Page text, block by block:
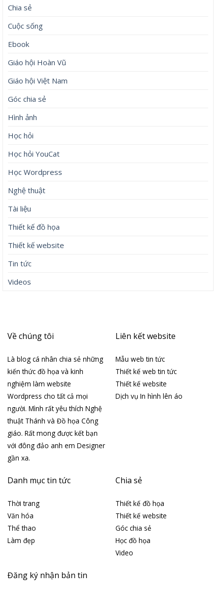
Chia sẻ
Cuộc sống
Ebook
Giáo hội Hoàn Vũ
Giáo hội Việt Nam
Góc chia sẻ
Hình ảnh
Học hỏi
Học hỏi YouCat
Học Wordpress
Nghệ thuật
Tài liệu
Thiết kế đồ họa
Thiết kế website
Tin tức
Videos
Về chúng tôi
Là blog cá nhân chia sẻ những
kiến thức đồ họa và kinh
nghiệm làm website
Wordpress cho tất cả mọi
người. Mình rất yêu thích Nghệ
thuật Thánh và Đồ họa Công
giáo. Rất mong được kết bạn
với đông đảo anh em Designer
gần xa.
Liên kết website
Mẫu web tin tức
Thiết kế web tin tức
Thiết kế website
Dịch vụ In hình lên áo
Danh mục tin tức
Thời trang
Văn hóa
Thể thao
Làm đẹp
Chia sẻ
Thiết kế đồ họa
Thiết kế website
Góc chia sẻ
Học đồ họa
Video
Đăng ký nhận bản tin